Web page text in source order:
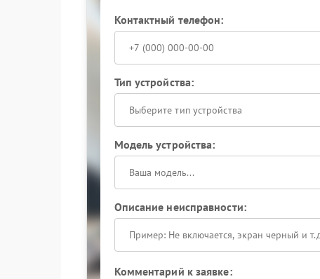
Контактный телефон:
Тип устройства:
Выберите тип устройства
Модель устройства:
Описание неисправности:
Комментарий к заявке: